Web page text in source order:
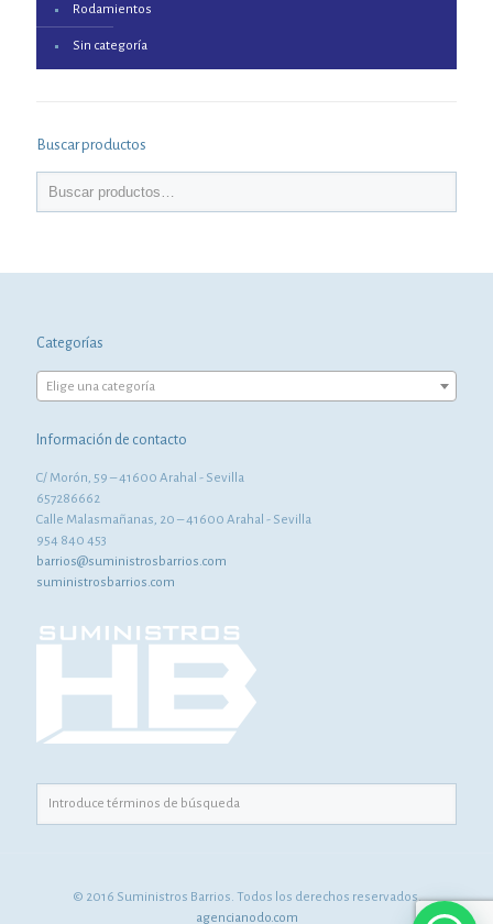
Rodamientos
Sin categoría
Buscar productos
Categorías
Elige una categoría
Información de contacto
C/ Morón, 59 – 41600 Arahal - Sevilla
657286662
Calle Malasmañanas, 20 – 41600 Arahal - Sevilla
954 840 453
barrios@suministrosbarrios.com
suministrosbarrios.com
© 2016 Suministros Barrios. Todos los derechos reservados.
agencianodo.com